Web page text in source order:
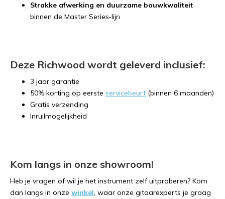
Strakke afwerking en duurzame bouwkwaliteit
binnen de Master Series‑lijn
Deze Richwood wordt geleverd inclusief:
3 jaar garantie
50% korting op eerste servicebeurt (binnen 6 maanden)
Gratis verzending
Inruilmogelijkheid
Kom langs in onze showroom!
Heb je vragen of wil je het instrument zelf uitproberen? Kom
dan langs in onze winkel, waar onze gitaarexperts je graag